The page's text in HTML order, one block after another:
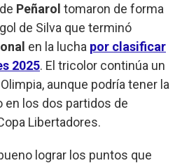
Peñarol tomaron de forma
de Silva que terminó
en la lucha por clasificar
2025. El tricolor continúa un
aunque podría tener la
en los dos partidos de
Libertadores.
lograr los puntos que